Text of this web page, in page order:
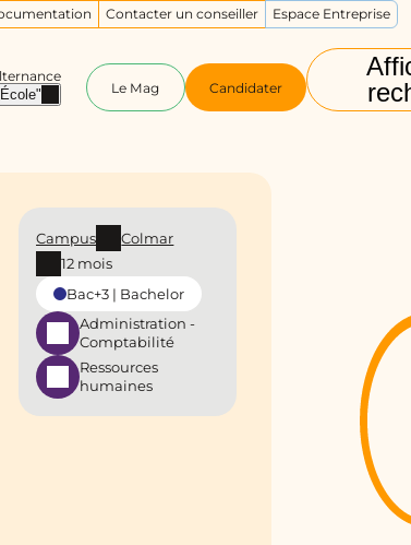
Le Mag Candidater
Contacter un conseiller Espace Entreprise
Campus
Colmar
12 mois
Bac+3 | Bachelor
Administration -
Comptabilité
Ressources
humaines